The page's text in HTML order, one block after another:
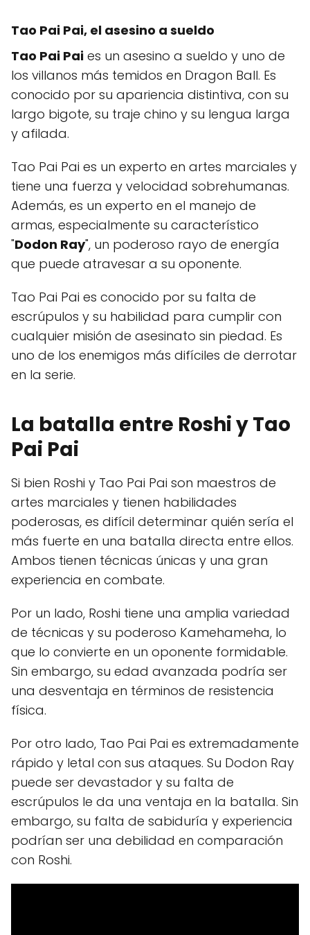
Tao Pai Pai, el asesino a sueldo
Tao Pai Pai es un asesino a sueldo y uno de
los villanos más temidos en Dragon Ball. Es
conocido por su apariencia distintiva, con su
largo bigote, su traje chino y su lengua larga
y afilada.
Tao Pai Pai es un experto en artes marciales y
tiene una fuerza y velocidad sobrehumanas.
Además, es un experto en el manejo de
armas, especialmente su característico
"Dodon Ray", un poderoso rayo de energía
que puede atravesar a su oponente.
Tao Pai Pai es conocido por su falta de
escrúpulos y su habilidad para cumplir con
cualquier misión de asesinato sin piedad. Es
uno de los enemigos más difíciles de derrotar
en la serie.
La batalla entre Roshi y Tao
Pai Pai
Si bien Roshi y Tao Pai Pai son maestros de
artes marciales y tienen habilidades
poderosas, es difícil determinar quién sería el
más fuerte en una batalla directa entre ellos.
Ambos tienen técnicas únicas y una gran
experiencia en combate.
Por un lado, Roshi tiene una amplia variedad
de técnicas y su poderoso Kamehameha, lo
que lo convierte en un oponente formidable.
Sin embargo, su edad avanzada podría ser
una desventaja en términos de resistencia
física.
Por otro lado, Tao Pai Pai es extremadamente
rápido y letal con sus ataques. Su Dodon Ray
puede ser devastador y su falta de
escrúpulos le da una ventaja en la batalla. Sin
embargo, su falta de sabiduría y experiencia
podrían ser una debilidad en comparación
con Roshi.